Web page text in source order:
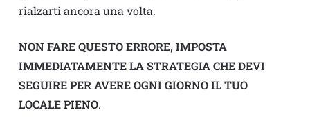
rialzarti ancora una volta.
NON FARE QUESTO ERRORE, IMPOSTA
IMMEDIATAMENTE LA STRATEGIA CHE DEVI
SEGUIRE PER AVERE OGNI GIORNO IL TUO
LOCALE PIENO.